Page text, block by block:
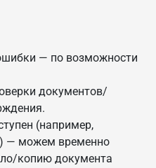
— по возможности
документов/
(например,
— можем временно
копию документа